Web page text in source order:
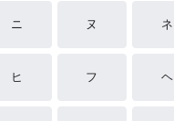
ニ ヌ ネ
ヒ フ ヘ